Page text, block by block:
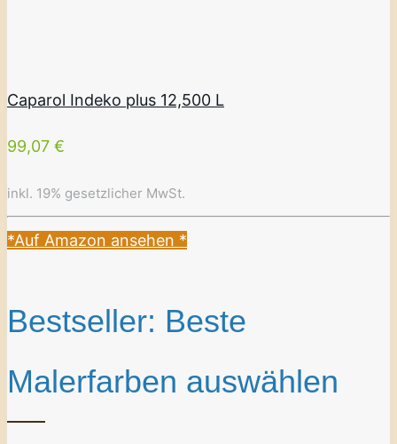
Caparol Indeko plus 12,500 L
99,07 €
inkl. 19% gesetzlicher MwSt.
*Auf Amazon ansehen *
Bestseller: Beste
Malerfarben auswählen